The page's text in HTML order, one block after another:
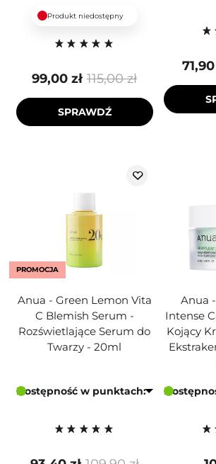
Produkt niedostępny
115,00 zł
99,00 zł
SPRAWDŹ
71,90
PROMOCJA
Anua - Green Lemon Vita
C Blemish Serum -
Rozświetlające Serum do
Twarzy - 20ml
Dostępność w punktach:
Anua
Intense
Kojący